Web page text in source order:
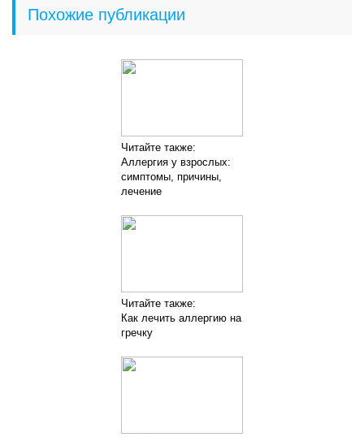
Похожие публикации
Читайте также:
Аллергия у взрослых:
симптомы, причины,
лечение
Читайте также:
Как лечить аллергию на
гречку